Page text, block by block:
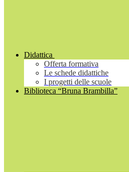
Didattica
Offerta formativa
Le schede didattiche
I progetti delle scuole
Biblioteca “Bruna Brambilla”